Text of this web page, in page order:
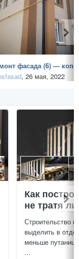
фасада (6) —
, 26 мая, 2022
Как
не тратя
Строительство
выделить в
меньше
...